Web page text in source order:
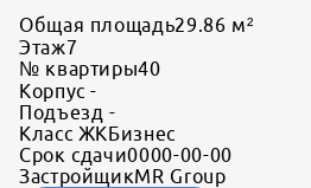
Общая площадь29.86 м²
Этаж7
№ квартиры40
Корпус -
Подъезд -
Класс ЖКБизнес
Срок сдачи0000-00-00
ЗастройщикMR Group